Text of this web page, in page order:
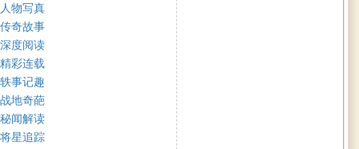
人物写真
传奇故事
深度阅读
精彩连载
轶事记趣
战地奇葩
秘闻解读
将星追踪